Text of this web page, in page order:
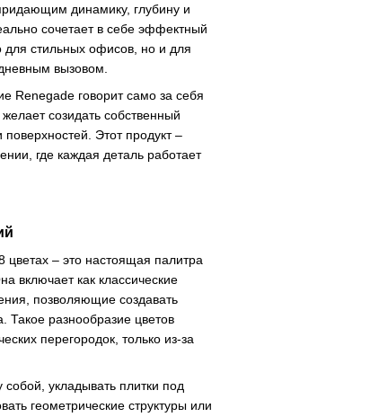
динамику, глубину и
сочетает в себе эффектный
для стильных офисов, но и для
вызовом.
Renegade говорит само за себя
созидать собственный
Этот продукт –
где каждая деталь работает
– это настоящая палитра
включает как классические
позволяющие создавать
разнообразие цветов
перегородок, только из-за
укладывать плитки под
геометрические структуры или